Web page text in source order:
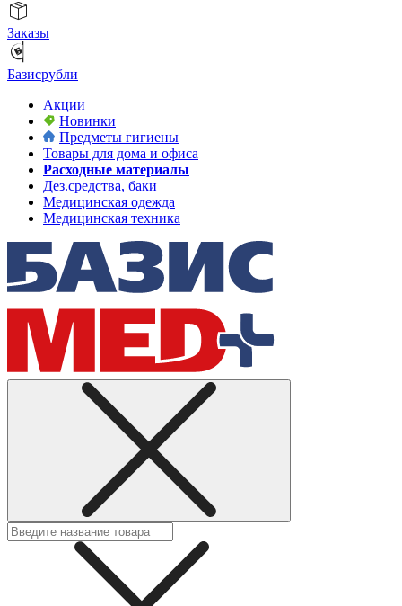
Заказы
Базисрубли
Акции
Новинки
Предметы гигиены
Товары для дома и офиса
Расходные материалы
Дез.средства, баки
Медицинская одежда
Медицинская техника